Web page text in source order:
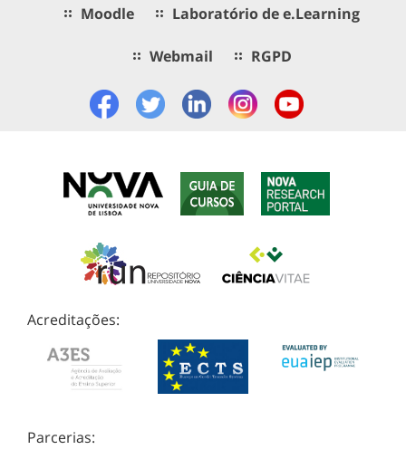
Moodle Laboratório de e.Learning
Webmail RGPD
Acreditações:
Parcerias: